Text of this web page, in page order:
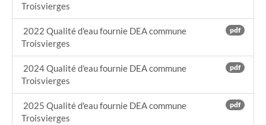
Info Police Le chemin de l'école en toute sécutiré
Info Police Phishing
Annuaire
Troisvierges
pdf
2022 Qualité d'eau fournie DEA commune
Troisvierges
pdf
2024 Qualité d'eau fournie DEA commune
Troisvierges
pdf
2025 Qualité d'eau fournie DEA commune
Troisvierges